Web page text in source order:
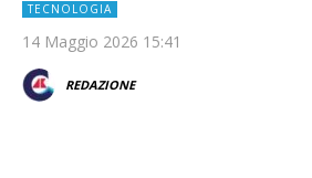
TECNOLOGIA
14 Maggio 2026 15:41
REDAZIONE